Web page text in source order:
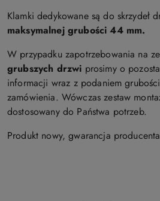
Klamki dedykowane są do skrzydeł
maksymalnej grubości 44 mm.
W przypadku zapotrzebowania na
grubszych drzwi prosimy o
informacji wraz z podaniem
zamówienia. Wówczas zestaw
dostosowany do Państwa potrzeb.
Produkt nowy, gwarancja